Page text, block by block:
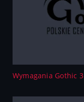
Wymagania Gothic 3